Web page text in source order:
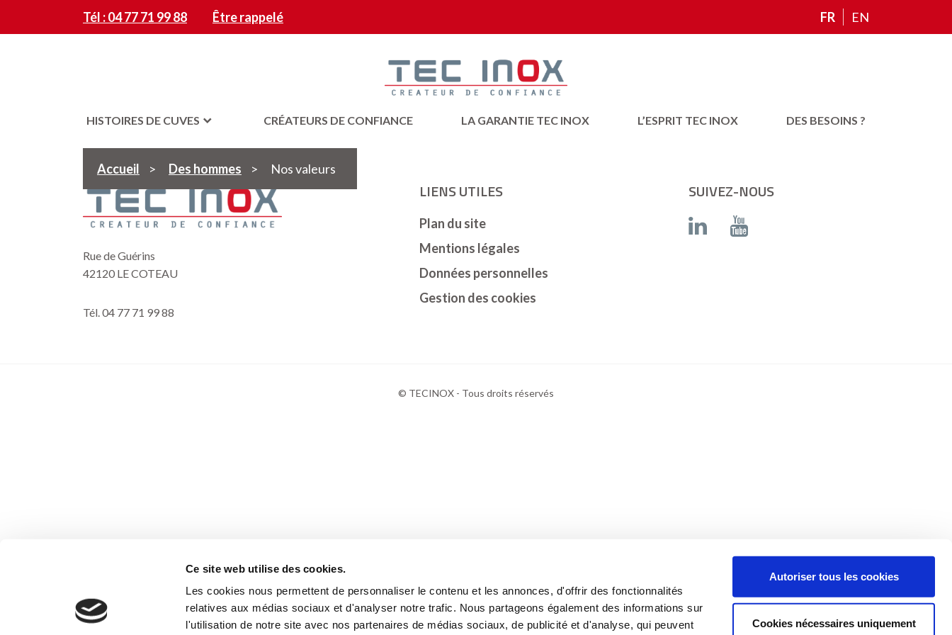
Ce site web utilise des cookies.
Les cookies nous permettent de personnaliser le contenu et les annonces, d'offrir des fonctionnalités
relatives aux médias sociaux et d'analyser notre trafic. Nous partageons également des informations sur
l'utilisation de notre site avec nos partenaires de médias sociaux, de publicité et d'analyse, qui peuvent
Autoriser tous les cookies
Cookies nécessaires uniquement
Tél : 04 77 71 99 88 Être rappelé FR EN
HISTOIRES DE CUVES CRÉATEURS DE CONFIANCE LA GARANTIE TEC INOX L’ESPRIT TEC INOX DES BESOINS ?
Accueil > Des hommes > Nos valeurs
Rue de Guérins
42120 LE COTEAU
Tél. 04 77 71 99 88
LIENS UTILES
Plan du site
Mentions légales
Données personnelles
Gestion des cookies
SUIVEZ-NOUS
LinkedinYoutube
© TECINOX - Tous droits réservés